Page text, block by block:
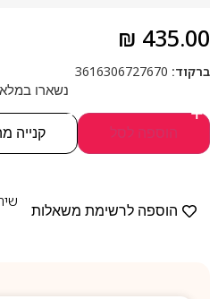
₪ 435.00
ברקוד: 3616306727670
נשארו
- +
הוספה לסל קנייה
הוספה לרשימת משאלות